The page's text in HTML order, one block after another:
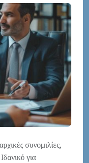
συνομιλίες,
για